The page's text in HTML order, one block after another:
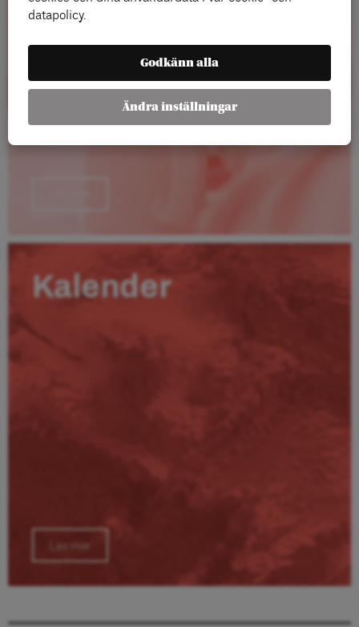
Kalender
Läs mer
datapolicy.
Godkänn alla
Ändra inställningar